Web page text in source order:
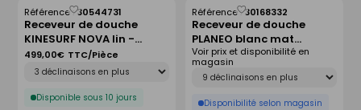
Receveur de douche
KINESURF NOVA lin -
140x90 cm
Référence :30544731
Disponible sous 10 jours
499,00€ TTC/Pièce
Enregistrer
comme
liste
Receveur de douche
PLANEO blanc mat
antidérapant - 140 x 80
cm
Référence :30168332
Déclinaison
Disponibilité selon magasin
Voir prix et disponibilité en
magasin
Enregistrer
comme
liste